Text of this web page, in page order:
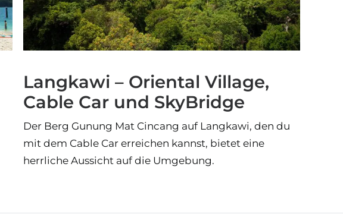
Langkawi – Oriental Village,
Cable Car und SkyBridge
Der Berg Gunung Mat Cincang auf Langkawi, den du
mit dem Cable Car erreichen kannst, bietet eine
herrliche Aussicht auf die Umgebung.